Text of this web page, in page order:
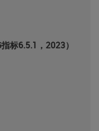
标6.5.1，2023）